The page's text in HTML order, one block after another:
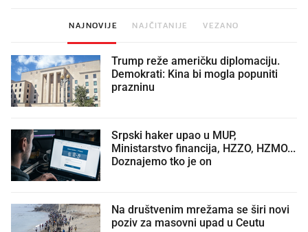
NAJNOVIJE NAJČITANIJE VEZANO
Trump reže američku diplomaciju.
Demokrati: Kina bi mogla popuniti
prazninu
Srpski haker upao u MUP,
Ministarstvo financija, HZZO, HZMO...
Doznajemo tko je on
Na društvenim mrežama se širi novi
poziv za masovni upad u Ceutu